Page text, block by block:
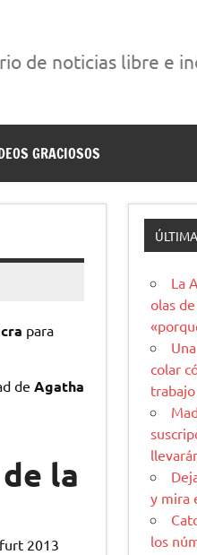
de noticias libre e
GRACIOSOS
para
de Agatha
la
2013
La
olas
colar
y mira
los